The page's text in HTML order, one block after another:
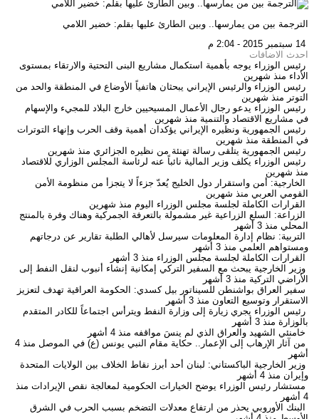
الترجمة بين من يمارسها.. وبين الطارئ عليها بقلم: خضير اللامي
احدث الاضافات
رئيس الوزراء يوجه بأهمية استكمال مشاريع البنى التحتية والارتقاء بمستوى
الأداء منذ شهرين
رئيس الوزراء والرئيس الإيراني يبحثان هاتفياً الأوضاع في المنطقة والحد من
التوتر منذ شهرين
رئيس الوزراء يدعو رجال الأعمال المسيحيين خارج البلاد للمجيء والإسهام
في مشاريع الاقتصاد والتنمية منذ شهرين
رئيس الجمهورية ونظيره الإيراني يؤكدان أهمية وقف الحرب وإنهاء التوترات
في المنطقة منذ شهرين
رئيس الجمهورية يتلقى رسالة تهنئة من نظيره الجزائري منذ شهرين
رئيس الوزراء يكلف وزير المالية نائباً عنه لرئاسة المجلس الوزاري للاقتصاد
منذ شهرين
الخارجية: أمن واستقرار دول الخليج يُعدّ جزءاً لا يتجزأ من منظومة الأمن
القومي العربي منذ شهرين
القرارات الكاملة لجلسة مجلس الوزراء اليوم منذ شهرين
الزراعة: السلع الزراعية غير مشمولة بالتعرفة الجمركية وهناك وفرة بالمنتج
المحلي منذ 3 أشهر
التربية: نظام إدارة المعلومات سيرسل لأهالي الطلبة تقارير عن درجاتهم
ومستواهم العلمي منذ 3 أشهر
القرارات الكاملة لجلسة مجلس الوزراء منذ 3 أشهر
وزير الخارجية يبحث مع السفير التركي إمكانية إنشاء أنبوب لنقل النفط إلى
الأراضي التركية منذ 3 أشهر
سفير العراق بواشنطن للسيناتور بيل كسدي: الحكومة العراقية تهدف لتعزيز
الاستقرار وتوسيع التعاون منذ 3 أشهر
رئيس الوزراء يجري زيارة إلى وزارة النفط ويترأس اجتماعاً للكادر المتقدم
بالوزارة منذ 3 أشهر
خامنئي الشهيد والعراق الذي لم ينسَ مواقفه منذ 4 أشهر
من آثار الإرهاب إلى الإعمار.. حكاية مقام النبي يونس (ع) في الموصل
منذ 4
أشهر
وزير الخارجية الباكستاني: لبنان أحد أبرز نقاط الخلاف بين الولايات المتحدة
وإيران منذ 4 أشهر
مستشار رئيس الوزراء يوضح الخيارات الحكومية لمعالجة نقص الإيرادات منذ
4 أشهر
البنك الأوروبي يحذر من ارتفاع معدلات التضخم بسبب الحرب في الشرق